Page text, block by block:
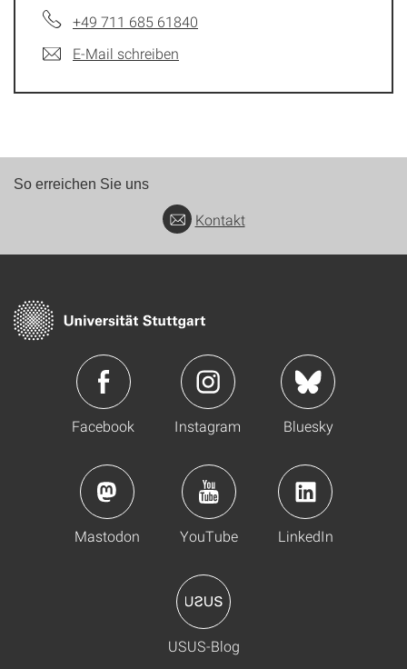
+49 711 685 61840
E-Mail schreiben
So erreichen Sie uns
Kontakt
Facebook Instagram Bluesky
Mastodon YouTube LinkedIn
USUS-Blog